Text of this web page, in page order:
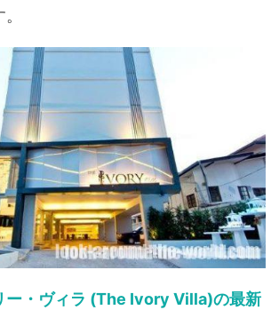
ー・ヴィラ (The Ivory Villa)の最新